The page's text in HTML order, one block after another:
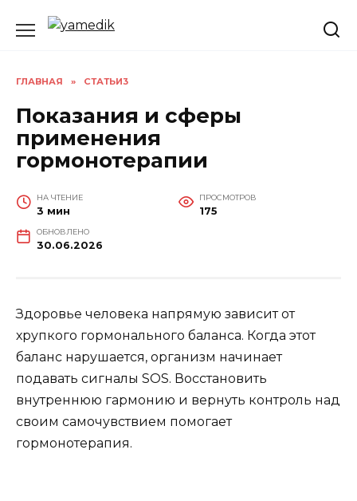
ГЛАВНАЯ » СТАТЬИ3
Показания и сферы
применения
гормонотерапии
НА ЧТЕНИЕ
3 мин
ПРОСМОТРОВ
175
ОБНОВЛЕНО
30.06.2026
Здоровье человека напрямую зависит от
хрупкого гормонального баланса. Когда этот
баланс нарушается, организм начинает
подавать сигналы SOS. Восстановить
внутреннюю гармонию и вернуть контроль над
своим самочувствием помогает
гормонотерапия.